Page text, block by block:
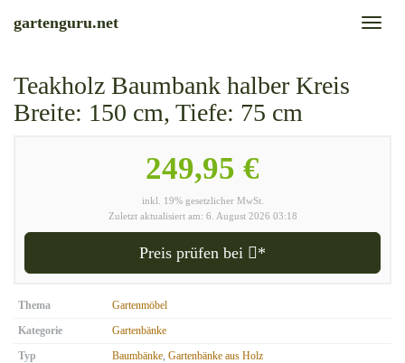
Toggle
gartenguru.net
Teakholz Baumbank halber Kreis
Breite: 150 cm, Tiefe: 75 cm
249,95 €
inkl. 19% gesetzlicher MwSt.
Zuletzt aktualisiert am: 6. August 2026 03:18
Preis prüfen bei *
Thema
Gartenmöbel
Kategorie
Gartenbänke
Typ
Baumbänke, Gartenbänke aus Holz